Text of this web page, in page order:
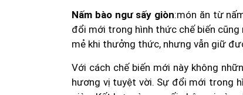
Nấm bào ngư sấy giòn:món ăn từ
đổi mới trong hình thức chế biến
mẻ khi thưởng thức, nhưng vẫn giữ
Với cách chế biến mới này không
hương vị tuyệt vời. Sự đổi mới trong